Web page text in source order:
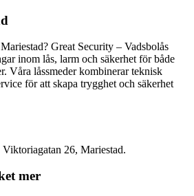
Great Security – Vadsbolås
inom lås, larm och säkerhet för både
Våra låssmeder kombinerar teknisk
för att skapa trygghet och säkerhet
26, Mariestad.
mer